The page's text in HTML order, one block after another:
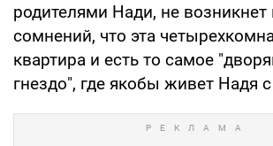
родителями Нади, не возникнет
сомнений, что эта
квартира и есть то самое
гнездо", где якобы живет Надя